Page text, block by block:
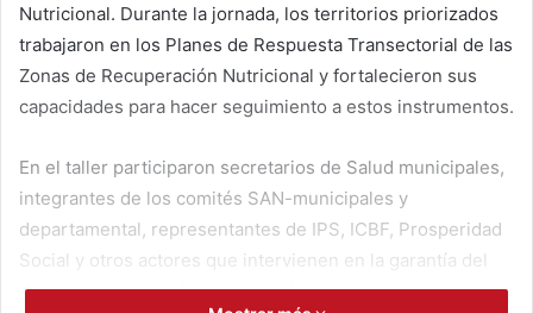
Nutricional. Durante la jornada, los territorios priorizados
trabajaron en los Planes de Respuesta Transectorial de las
Zonas de Recuperación Nutricional y fortalecieron sus
capacidades para hacer seguimiento a estos instrumentos.
En el taller participaron secretarios de Salud municipales,
integrantes de los comités SAN-municipales y
departamental, representantes de IPS, ICBF, Prosperidad
Social y otros actores que intervienen en la garantía del
derecho humano a la alimentación.